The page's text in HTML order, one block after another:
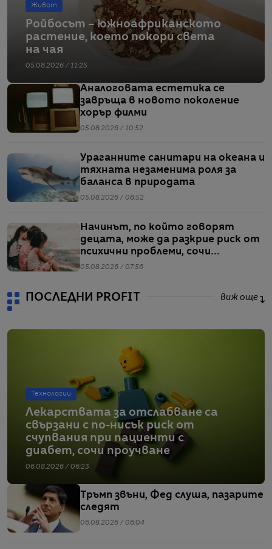
Живот
Ройбосът – южноафриканското
растение, което покори света
на чая
05.08.2026 / 11:25
Аналоговата естетика се
завръща в новото поколение
хорър филми
05.08.2026 / 10:52
Ураганните санитари на океана и
тяхната незаменима роля за
баланса в природата
05.08.2026 / 08:52
Начинът, по който говорят
децата, може да разкрие риск от
психични проблеми, сочи
проучване
05.08.2026 / 07:56
ПОСЛЕДНИ PROFIT виж още
Технологии
Лекарствата за отслабване са
свързани с по-нисък риск от
счупвания при пациенти с
диабет, сочи проучване
06.08.2026 / 06:23
Тръмп звъни, Фед слуша, пазарите
следят
06.08.2026 / 06:04